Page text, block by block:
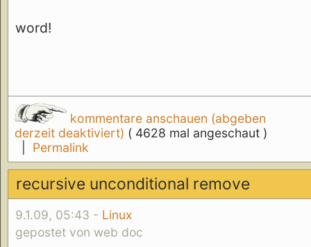
word!
kommentare anschauen (abgeben
derzeit deaktiviert) ( 4628 mal angeschaut )
Permalink
recursive unconditional remove
9.1.09, 05:43 - Linux
gepostet von web doc